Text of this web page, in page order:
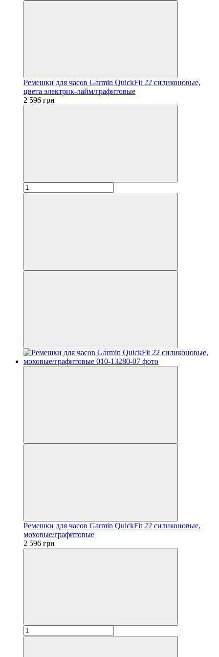
Ремешки для часов Garmin QuickFit 22 силиконовые,
цвета электрик-лайм/графитовые
2 596 грн
Ремешки для часов Garmin QuickFit 22 силиконовые,
моховые/графитовые
2 596 грн